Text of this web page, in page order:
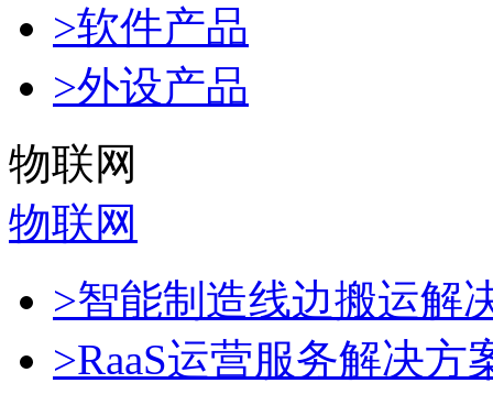
>软件产品
>外设产品
物联网
物联网
>智能制造线边搬运解
>RaaS运营服务解决方